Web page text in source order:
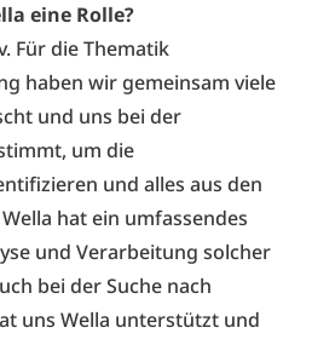
eine Rolle?
Für die Thematik
haben wir gemeinsam viele
und uns bei der
um die
und alles aus den
hat ein umfassendes
und Verarbeitung solcher
bei der Suche nach
uns Wella unterstützt und